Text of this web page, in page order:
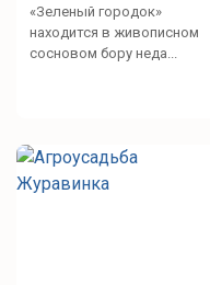
«Зеленый городок»
находится в живописном
сосновом бору неда...